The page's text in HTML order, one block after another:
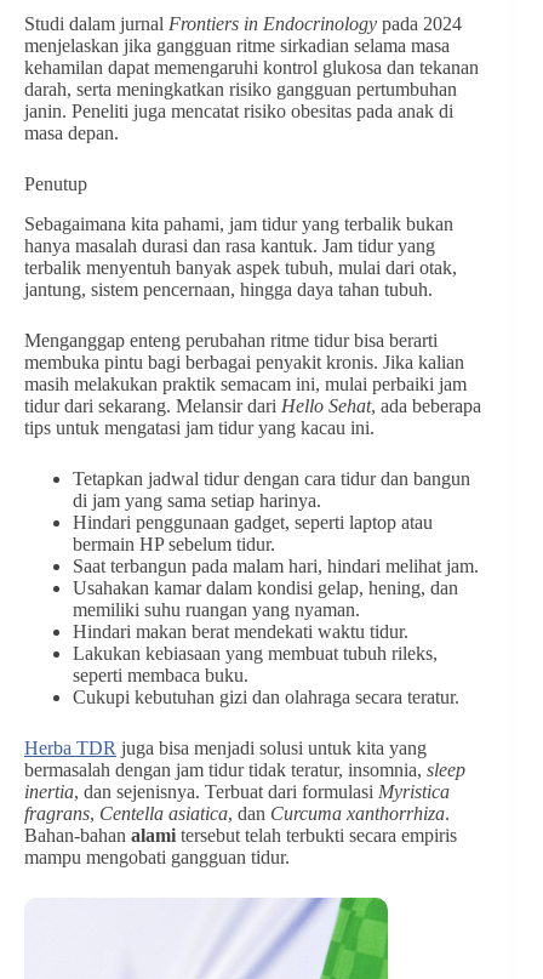
Studi dalam jurnal Frontiers in Endocrinology pada 2024
menjelaskan jika gangguan ritme sirkadian selama masa
kehamilan dapat memengaruhi kontrol glukosa dan tekanan
darah, serta meningkatkan risiko gangguan pertumbuhan
janin. Peneliti juga mencatat risiko obesitas pada anak di
masa depan.
Penutup
Sebagaimana kita pahami, jam tidur yang terbalik bukan
hanya masalah durasi dan rasa kantuk. Jam tidur yang
terbalik menyentuh banyak aspek tubuh, mulai dari otak,
jantung, sistem pencernaan, hingga daya tahan tubuh.
Menganggap enteng perubahan ritme tidur bisa berarti
membuka pintu bagi berbagai penyakit kronis. Jika kalian
masih melakukan praktik semacam ini, mulai perbaiki jam
tidur dari sekarang. Melansir dari Hello Sehat, ada beberapa
tips untuk mengatasi jam tidur yang kacau ini.
Tetapkan jadwal tidur dengan cara tidur dan bangun
di jam yang sama setiap harinya.
Hindari penggunaan gadget, seperti laptop atau
bermain HP sebelum tidur.
Saat terbangun pada malam hari, hindari melihat jam.
Usahakan kamar dalam kondisi gelap, hening, dan
memiliki suhu ruangan yang nyaman.
Hindari makan berat mendekati waktu tidur.
Lakukan kebiasaan yang membuat tubuh rileks,
seperti membaca buku.
Cukupi kebutuhan gizi dan olahraga secara teratur.
Herba TDR juga bisa menjadi solusi untuk kita yang
bermasalah dengan jam tidur tidak teratur, insomnia, sleep
inertia, dan sejenisnya. Terbuat dari formulasi Myristica
fragrans, Centella asiatica, dan Curcuma xanthorrhiza.
Bahan-bahan alami tersebut telah terbukti secara empiris
mampu mengobati gangguan tidur.